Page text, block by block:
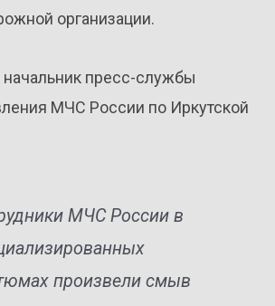
организации.
пресс-службы
МЧС России по Иркутской
МЧС России в
произвели смыв